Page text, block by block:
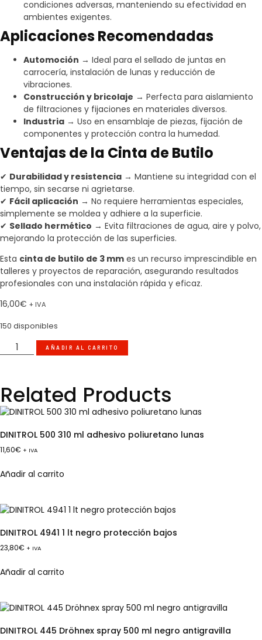
condiciones adversas, manteniendo su efectividad en
ambientes exigentes.
Aplicaciones Recomendadas
Automoción → Ideal para el sellado de juntas en
carrocería, instalación de lunas y reducción de
vibraciones.
Construcción y bricolaje → Perfecta para aislamiento
de filtraciones y fijaciones en materiales diversos.
Industria → Uso en ensamblaje de piezas, fijación de
componentes y protección contra la humedad.
Ventajas de la Cinta de Butilo
✔ Durabilidad y resistencia → Mantiene su integridad con el
tiempo, sin secarse ni agrietarse.
✔ Fácil aplicación → No requiere herramientas especiales,
simplemente se moldea y adhiere a la superficie.
✔ Sellado hermético → Evita filtraciones de agua, aire y polvo,
mejorando la protección de las superficies.
Esta cinta de butilo de 3 mm es un recurso imprescindible en
talleres y proyectos de reparación, asegurando resultados
profesionales con una instalación rápida y eficaz.
16,00€ + IVA
150 disponibles
AÑADIR AL CARRITO
Related Products
DINITROL 500 310 ml adhesivo poliuretano lunas
11,60€ + IVA
Añadir al carrito
DINITROL 4941 1 lt negro protección bajos
23,80€ + IVA
Añadir al carrito
DINITROL 445 Dröhnex spray 500 ml negro antigravilla